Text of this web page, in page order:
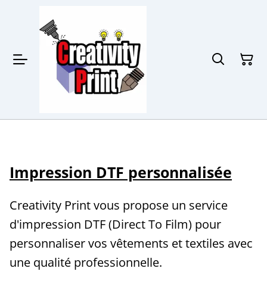
Impression DTF personnalisée
Creativity Print vous propose un service
d'impression DTF (Direct To Film) pour
personnaliser vos vêtements et textiles avec
une qualité professionnelle.